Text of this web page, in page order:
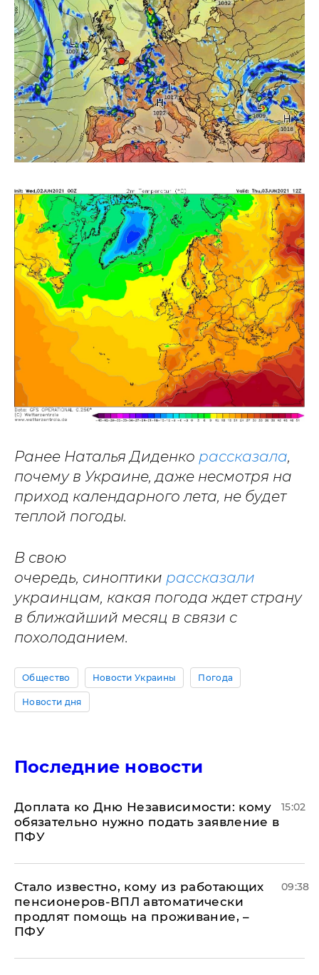
Ранее Наталья Диденко рассказала,
почему в Украине, даже несмотря на
приход календарного лета, не будет
теплой погоды.
В свою
очередь, синоптики рассказали
украинцам, какая погода ждет страну
в ближайший месяц в связи с
похолоданием.
Общество Новости Украины Погода
Новости дня
Последние новости
Доплата ко Дню Независимости: кому
обязательно нужно подать заявление в
ПФУ
15:02
Стало известно, кому из работающих
пенсионеров-ВПЛ автоматически
продлят помощь на проживание, –
ПФУ
09:38